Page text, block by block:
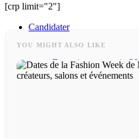
Candidater
Devenir mannequin
[crp limit="2"]
YOU MIGHT ALSO LIKE